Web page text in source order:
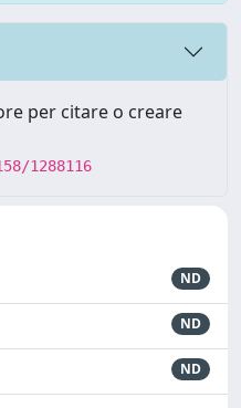
per citare o creare
1288116
ND
ND
ND